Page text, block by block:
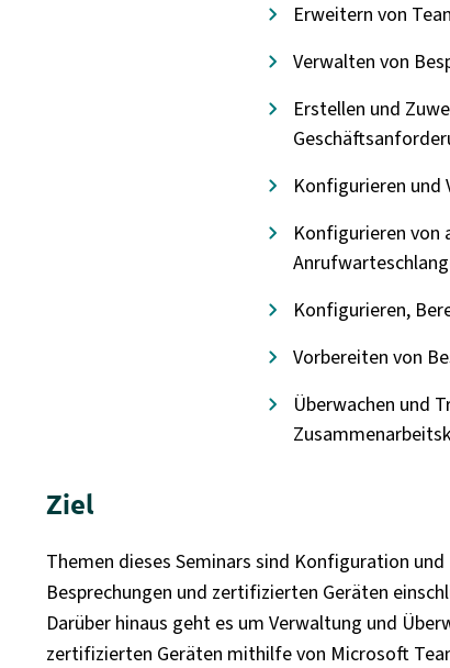
Erweitern von
Verwalten von
Erstellen und
Konfigurieren und
Konfigurieren von
Konfigurieren,
Vorbereiten von
Überwachen und
Ziel
Themen dieses Seminars sind Konfiguration
Besprechungen und zertifizierten Geräten
Darüber hinaus geht es um Verwaltung und
zertifizierten Geräten mithilfe von Microsoft